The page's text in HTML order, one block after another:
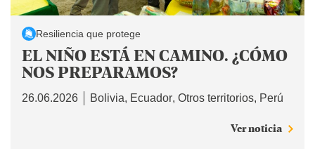
Resiliencia que protege
EL NIÑO ESTÁ EN CAMINO. ¿CÓMO
NOS PREPARAMOS?
26.06.2026 Bolivia Ecuador Otros territorios Perú
Ver noticia